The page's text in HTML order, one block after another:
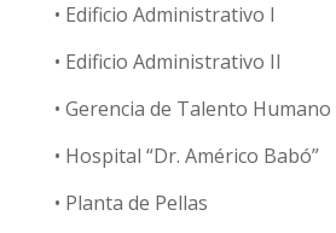
• Edificio Administrativo I
• Edificio Administrativo II
• Gerencia de Talento Humano
• Hospital “Dr. Américo Babó”
• Planta de Pellas